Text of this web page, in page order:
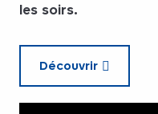
les soirs.
Découvrir